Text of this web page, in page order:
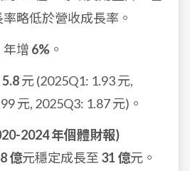
略低於營收成長率。
年增 6% 。
5.8元 (2025Q1: 1.93 元,
元, 2025Q3: 1.87 元)。
2024 年個體財報)
億元穩定成長至 31 億元。